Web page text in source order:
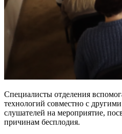
Специалисты отделения
технологий совместно с
слушателей на мероприятие,
причинам бесплодия.